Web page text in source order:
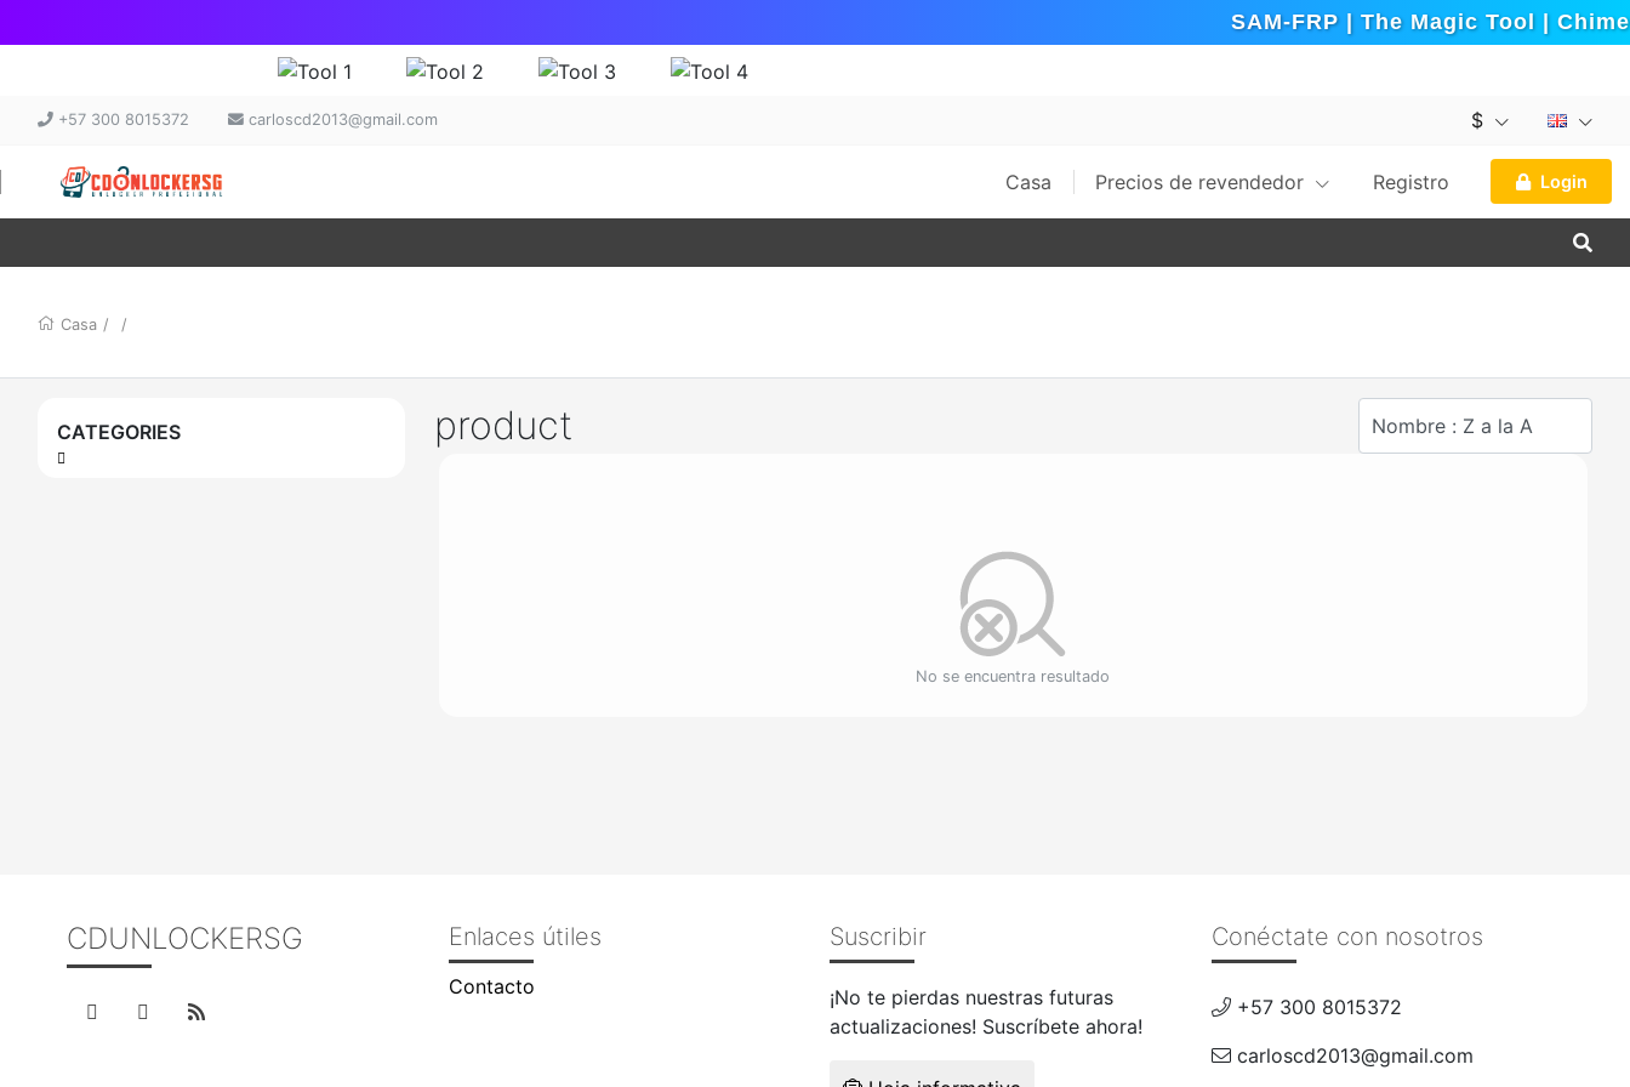
SAM-FRP | The Magic Tool |
+57 300 8015372 carloscd2013@gmail.com $
Casa Precios de revendedor Registro Login
Casa / /
CATEGORIES product
No se encuentra resultado
CDUNLOCKERSG Enlaces útiles
Contacto
Suscribir
¡No te pierdas nuestras futuras
actualizaciones! Suscríbete ahora!
Conéctate con nosotros
+57 300 8015372
carloscd2013@gmail.com